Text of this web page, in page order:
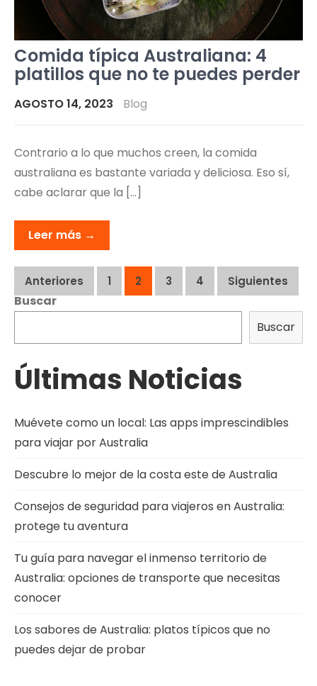
Comida típica Australiana: 4
platillos que no te puedes perder
AGOSTO 14, 2023 Blog
Contrario a lo que muchos creen, la comida
australiana es bastante variada y deliciosa. Eso sí,
cabe aclarar que la […]
Leer más →
Navegación
de
entradas
Anteriores 1 2 3 4 Siguientes
Buscar
Buscar
Últimas Noticias
Muévete como un local: Las apps imprescindibles
para viajar por Australia
Descubre lo mejor de la costa este de Australia
Consejos de seguridad para viajeros en Australia:
protege tu aventura
Tu guía para navegar el inmenso territorio de
Australia: opciones de transporte que necesitas
conocer
Los sabores de Australia: platos típicos que no
puedes dejar de probar